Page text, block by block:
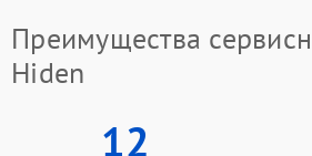
Преимущества
Hiden
12